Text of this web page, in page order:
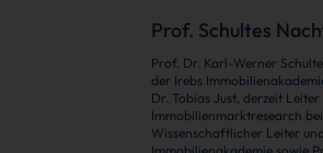
Prof. Schultes
Prof. Dr. Karl-Werner
der Irebs
Dr. Tobias Just, derzeit
Immobilienmarktresearch
Wissenschaftlicher Leiter